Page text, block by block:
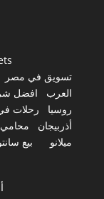
تسويق في مصر
العرب
افضل
روسيا
رحلات
أذربيجان
ميلانو
بيع